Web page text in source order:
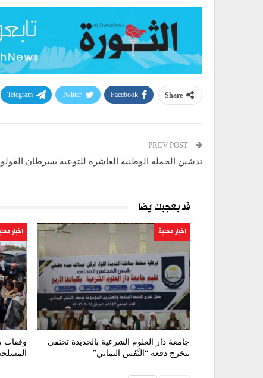
Share
Facebook
Twitter
Telegram
تدشين الحملة الوطنية العاشرة للتوعية بسرطان
قد يعجبك ايضا
اخبار محلية
جامعة دار العلوم الشرعية بالحديدة تحتفي
بتخرج دفعة “النَّفَس اليماني”
اخبار
وقفات